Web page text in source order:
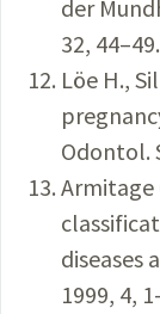
der
32, 44–49.
Löe H.,
Odontol.
Armitage
diseases
1999, 4,